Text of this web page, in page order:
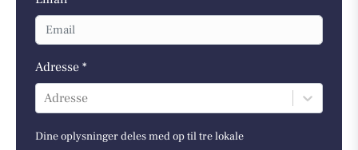
Adresse *
Adresse
Dine oplysninger deles med op til tre lokale